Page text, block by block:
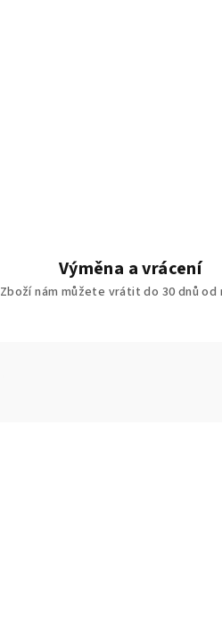
Výměna a vrácení
Zboží nám můžete vrátit do 30 dnů od